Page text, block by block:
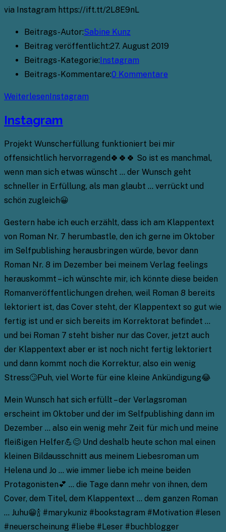
via Instagram https://ift.tt/2L8E9nL
Beitrags-Autor:Sabine Kunz
Beitrag veröffentlicht:27. August 2019
Beitrags-Kategorie:Instagram
Beitrags-Kommentare:0 Kommentare
WeiterlesenInstagram
Instagram
Projekt Wunscherfüllung funktioniert bei mir
offensichtlich hervorragend🍀🍀🍀 So ist es manchmal,
wenn man sich etwas wünscht … der Wunsch geht
schneller in Erfüllung, als man glaubt … verrückt und
schön zugleich😀
Gestern habe ich euch erzählt, dass ich am Klappentext
von Roman Nr. 7 herumbastle, den ich gerne im Oktober
im Selfpublishing herausbringen würde, bevor dann
Roman Nr. 8 im Dezember bei meinem Verlag feelings
herauskommt – ich wünschte mir, ich könnte diese beiden
Romanveröffentlichungen drehen, weil Roman 8 bereits
lektoriert ist, das Cover steht, der Klappentext so gut wie
fertig ist und er sich bereits im Korrektorat befindet …
und bei Roman 7 steht bisher nur das Cover, jetzt auch
der Klappentext aber er ist noch nicht fertig lektoriert
und dann kommt noch die Korrektur, also ein wenig
Stress🙄Puh, viel Worte für eine kleine Ankündigung😂
Mein Wunsch hat sich erfüllt – der Verlagsroman
erscheint im Oktober und der im Selfpublishing dann im
Dezember … also ein wenig mehr Zeit für mich und meine
fleißigen Helfer💪😊 Und deshalb heute schon mal einen
kleinen Bildausschnitt aus meinem Liebesroman um
Helena und Jo … wie immer liebe ich meine beiden
Protagonisten💕 … die Tage dann mehr von ihnen, dem
Cover, dem Titel, dem Klappentext … dem ganzen Roman
… Juhu😁🍾 #marykuniz #bookstagram #Motivation #lesen
#neuerscheinung #liebe #Leser #buchblogger